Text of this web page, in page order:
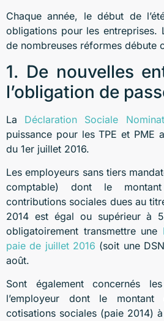
Chaque année, le début de
obligations pour les entreprises.
de nombreuses réformes débute
1. De nouvelles
l’obligation de
La Déclaration Sociale
puissance pour les TPE et PME
du 1er juillet 2016.
Les employeurs sans tiers
comptable) dont le
contributions sociales dues au
2014 est égal ou supérieur à
obligatoirement transmettre une
paie de juillet 2016 (soit une
août.
Sont également concernés
l’employeur dont le
cotisations sociales (paie 2014)